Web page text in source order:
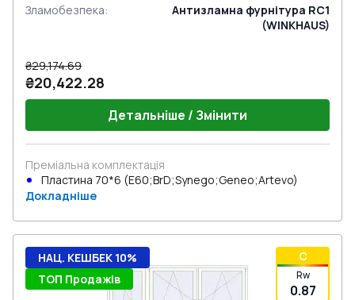
Зламобезпека:
Антизламна фурнітура RC1
(WINKHAUS)
₴29,174.69
₴20,422.28
Детальніше / Змінити
Преміальна комплектація
Пластина 70*6 (E60;BrD;Synego;Geneo;Artevo)
Докладніше
C
Rw
0.87
НАЦ. КЕШБЕК 10%
ТОП Продажів